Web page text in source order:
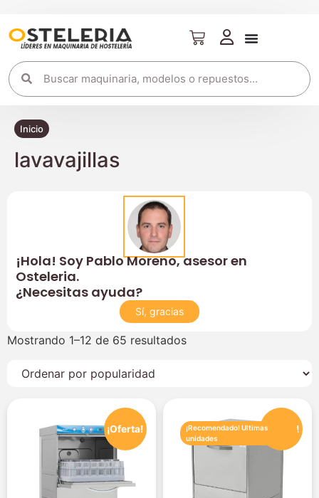
Inicio
lavavajillas
¡Hola! Soy Pablo Moreno, asesor en
Osteleria.
¿Necesitas ayuda?
Sí, gracias
Mostrando 1–12 de 65 resultados
¡Oferta!
¡Recomendado! Ultimas
unidades
¡Oferta!